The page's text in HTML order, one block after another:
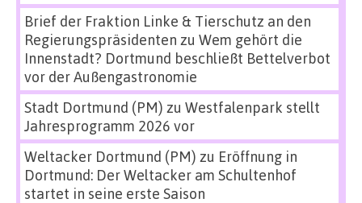
Brief der Fraktion Linke & Tierschutz an den
Regierungspräsidenten zu Wem gehört die
Innenstadt? Dortmund beschließt Bettelverbot
vor der Außengastronomie
Stadt Dortmund (PM) zu Westfalenpark stellt
Jahresprogramm 2026 vor
Weltacker Dortmund (PM) zu Eröffnung in
Dortmund: Der Weltacker am Schultenhof
startet in seine erste Saison